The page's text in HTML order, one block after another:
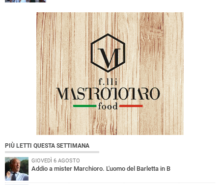
PIÙ LETTI QUESTA SETTIMANA
GIOVEDÌ 6 AGOSTO
Addio a mister Marchioro. L'uomo del Barletta in B